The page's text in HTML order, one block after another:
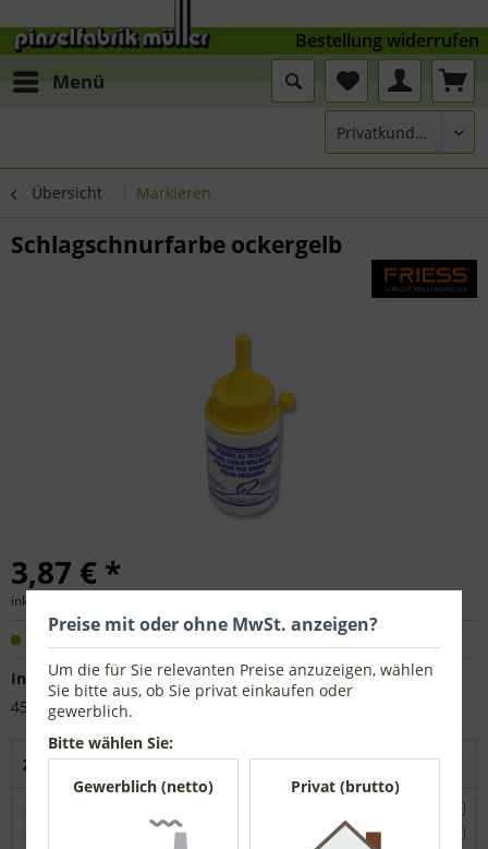
Menü
Übersicht Markieren
Schlagschnurfarbe ockergelb
3,87 € *
inkl. MwSt.
Sofort versandfertig, Lieferzeit ca. 1-3 Werktage
Inhalt:
45 g
Zubehör direkt mitbestellen
19,27 € *
Bestellung widerrufen
Preise mit oder ohne MwSt. anzeigen?
Um die für Sie relevanten Preise anzuzeigen, wählen
Sie bitte aus, ob Sie privat einkaufen oder
gewerblich.
Bitte wählen Sie:
Gewerblich (netto) Privat (brutto)